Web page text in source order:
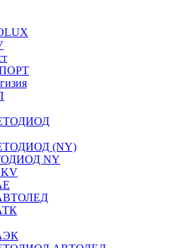
(NY)
NY
АВТОЛЕД